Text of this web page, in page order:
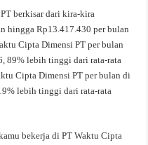
berkisar dari kira-kira
hingga Rp13.417.430 per bulan
Cipta Dimensi PT per bulan
89% lebih tinggi dari rata-rata
Cipta Dimensi PT per bulan di
lebih tinggi dari rata-rata
bekerja di PT Waktu Cipta